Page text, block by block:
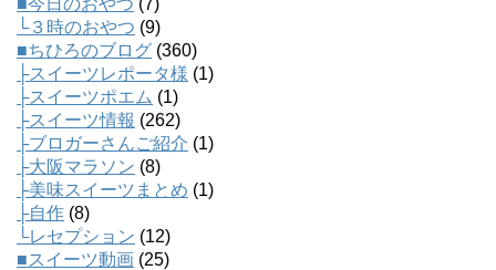
■今日のおやつ (7)
└３時のおやつ (9)
■ちひろのブログ (360)
├スイーツレポータ様 (1)
├スイーツポエム (1)
├スイーツ情報 (262)
├ブロガーさんご紹介 (1)
├大阪マラソン (8)
├美味スイーツまとめ (1)
├自作 (8)
└レセプション (12)
■スイーツ動画 (25)